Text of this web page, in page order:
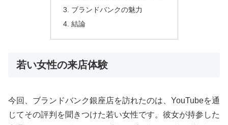
ブランドバンクの魅力
結論
若い女性の来店体験
今回、ブランドバンク銀座店を訪れたのは、YouTubeを通
じてその評判を聞きつけた若い女性です。彼女が持参した